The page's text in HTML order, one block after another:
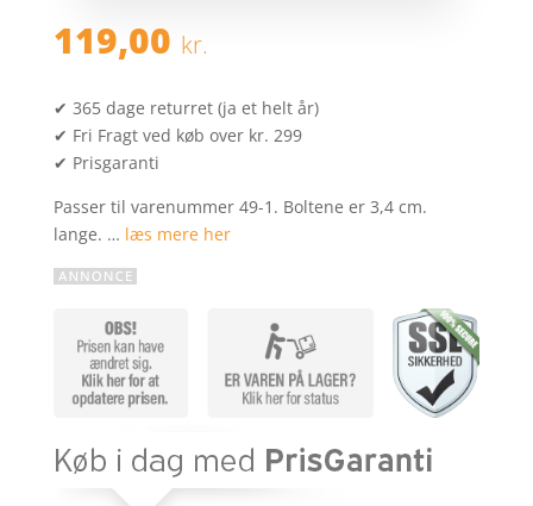
119,00 kr.
✔ 365 dage returret (ja et helt år)
✔ Fri Fragt ved køb over kr. 299
✔ Prisgaranti
Passer til varenummer 49-1. Boltene er 3,4 cm.
lange. … læs mere her